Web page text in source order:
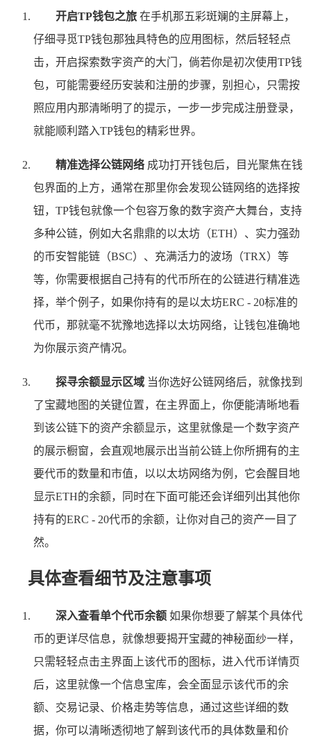
开启TP钱包之旅 在手机那五彩斑斓的主屏幕上，
仔细寻觅TP钱包那独具特色的应用图标，然后轻轻点
击，开启探索数字资产的大门，倘若你是初次使用TP钱
包，可能需要经历安装和注册的步骤，别担心，只需按
照应用内那清晰明了的提示，一步一步完成注册登录，
就能顺利踏入TP钱包的精彩世界。
精准选择公链网络 成功打开钱包后，目光聚焦在钱
包界面的上方，通常在那里你会发现公链网络的选择按
钮，TP钱包就像一个包容万象的数字资产大舞台，支持
多种公链，例如大名鼎鼎的以太坊（ETH）、实力强劲
的币安智能链（BSC）、充满活力的波场（TRX）等
等，你需要根据自己持有的代币所在的公链进行精准选
择，举个例子，如果你持有的是以太坊ERC - 20标准的
代币，那就毫不犹豫地选择以太坊网络，让钱包准确地
为你展示资产情况。
探寻余额显示区域 当你选好公链网络后，就像找到
了宝藏地图的关键位置，在主界面上，你便能清晰地看
到该公链下的资产余额显示，这里就像是一个数字资产
的展示橱窗，会直观地展示出当前公链上你所拥有的主
要代币的数量和市值，以以太坊网络为例，它会醒目地
显示ETH的余额，同时在下面可能还会详细列出其他你
持有的ERC - 20代币的余额，让你对自己的资产一目了
然。
具体查看细节及注意事项
深入查看单个代币余额 如果你想要了解某个具体代
币的更详尽信息，就像想要揭开宝藏的神秘面纱一样，
只需轻轻点击主界面上该代币的图标，进入代币详情页
后，这里就像一个信息宝库，会全面显示该代币的余
额、交易记录、价格走势等信息，通过这些详细的数
据，你可以清晰透彻地了解到该代币的具体数量和价